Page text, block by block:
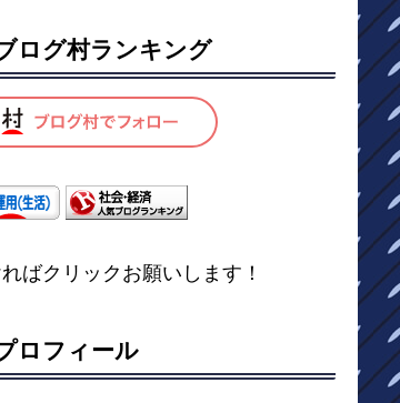
ログ村ランキング
ばクリックお願いします！
ロフィール